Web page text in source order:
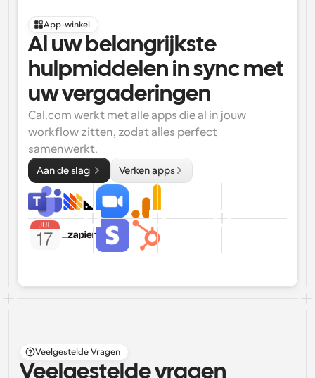
App-winkel
Al uw belangrijkste
hulpmiddelen in sync met
uw vergaderingen
Cal.com werkt met alle apps die al in jouw
workflow zitten, zodat alles perfect
samenwerkt.
Aan de slag Verken apps
Veelgestelde Vragen
Veelgestelde vragen